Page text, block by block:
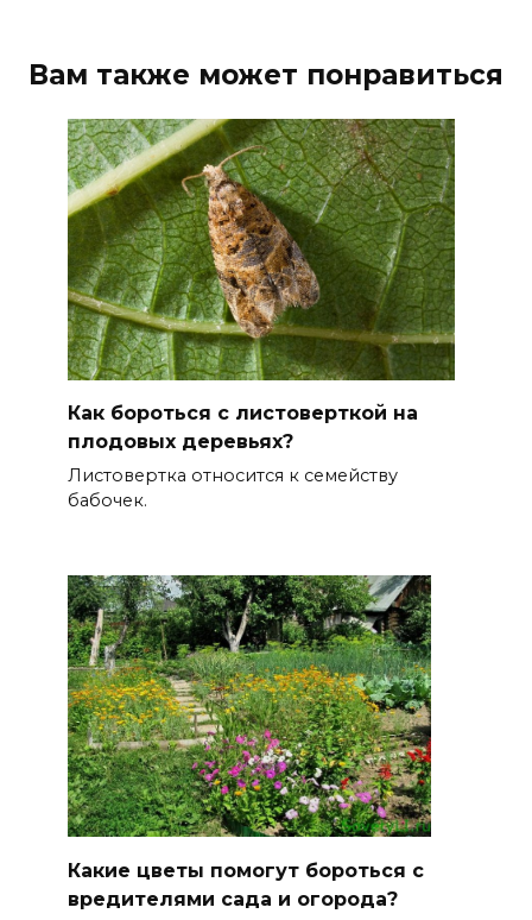
Вам также может понравиться
Как бороться с листоверткой на
плодовых деревьях?
Листовертка относится к семейству
бабочек.
Какие цветы помогут бороться с
вредителями сада и огорода?